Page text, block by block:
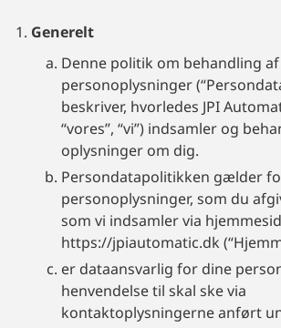
Generelt
Denne politik om behandling af
personoplysninger
beskriver, hvorledes JPI
“vores”, “vi”) indsamler og
oplysninger om dig.
Persondatapolitikken gælder
personoplysninger, som du
som vi indsamler via
https://jpiautomatic.dk
er dataansvarlig for dine
henvendelse til skal ske via
kontaktoplysningerne anført